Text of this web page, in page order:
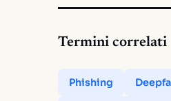
Termini correlati
Phishing